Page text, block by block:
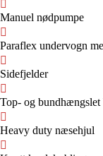
Manuel nødpumpe
Paraflex undervogn
Sidefjelder
Top- og bundhængslet
Heavy duty næsehjul